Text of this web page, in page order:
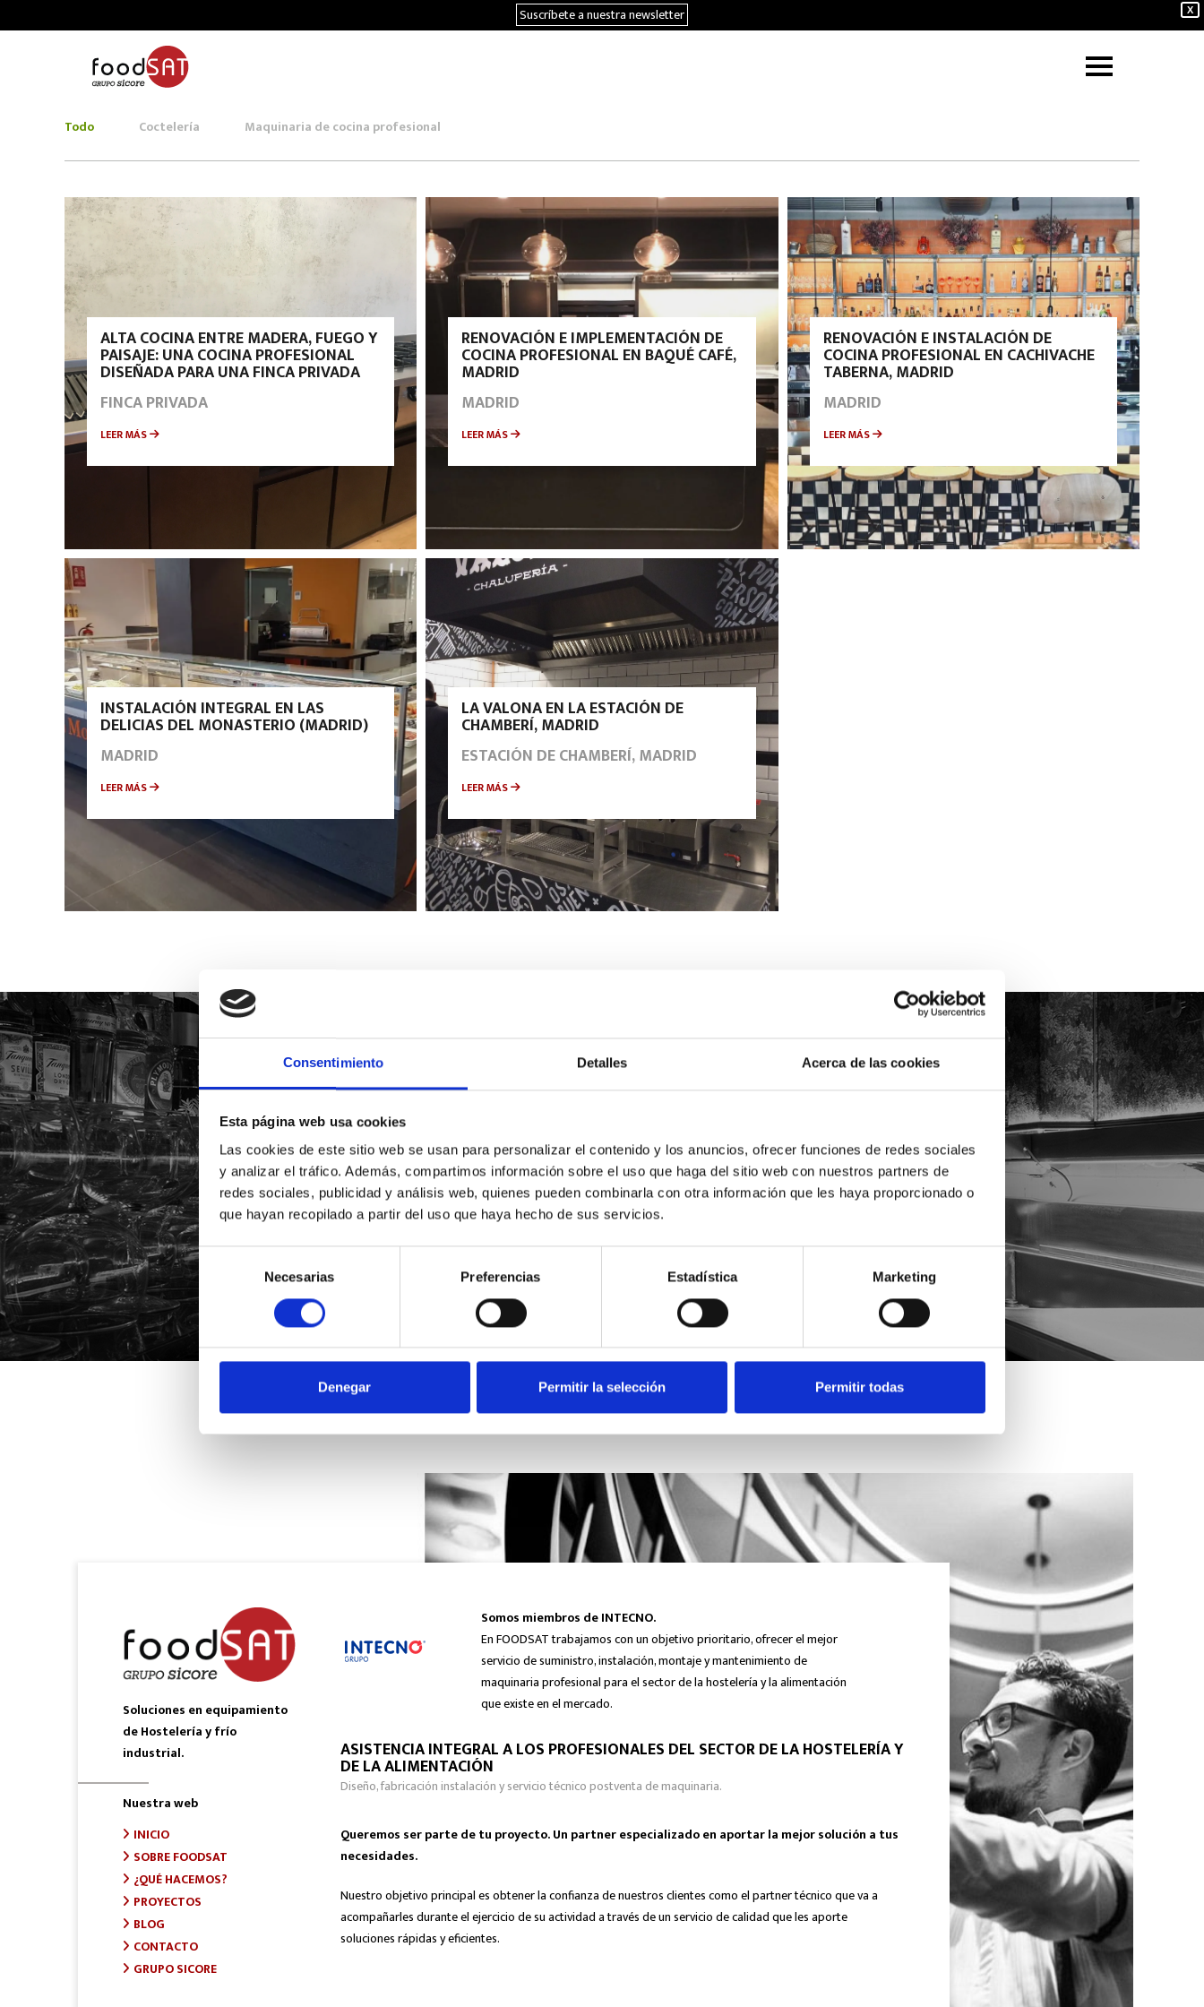
Consentimiento Detalles Acerca de las cookies
Esta página web usa cookies
Las cookies de este sitio web se usan para personalizar el contenido y los anuncios, ofrecer funciones de redes sociales
y analizar el tráfico. Además, compartimos información sobre el uso que haga del sitio web con nuestros partners de
redes sociales, publicidad y análisis web, quienes pueden combinarla con otra información que les haya proporcionado o
que hayan recopilado a partir del uso que haya hecho de sus servicios.
Selección
consentimiento
Necesarias Preferencias Estadística Marketing
Denegar Permitir la selección Permitir todas
X
Suscríbete a nuestra newsletter
Todo Coctelería Maquinaria de cocina profesional
ALTA COCINA ENTRE MADERA, FUEGO Y
PAISAJE: UNA COCINA PROFESIONAL
DISEÑADA PARA UNA FINCA PRIVADA
FINCA PRIVADA
LEER MÁS
RENOVACIÓN E IMPLEMENTACIÓN DE
COCINA PROFESIONAL EN BAQUÉ CAFÉ,
MADRID
MADRID
LEER MÁS
RENOVACIÓN E INSTALACIÓN DE
COCINA PROFESIONAL EN CACHIVACHE
TABERNA, MADRID
MADRID
LEER MÁS
INSTALACIÓN INTEGRAL EN LAS
DELICIAS DEL MONASTERIO (MADRID)
MADRID
LEER MÁS
LA VALONA EN LA ESTACIÓN DE
CHAMBERÍ, MADRID
ESTACIÓN DE CHAMBERÍ, MADRID
LEER MÁS
SUSCRÍBETE A NUESTRA NEWSLETTER
Y MANTENTE INFORMADO DE TODAS NUESTRAS NOVEDADES
*Suscribiéndote aceptas nuestra política de privacidad
Soluciones en equipamiento
de Hostelería y frío
industrial.
Nuestra web
INICIO
SOBRE FOODSAT
¿QUÉ HACEMOS?
PROYECTOS
BLOG
CONTACTO
GRUPO SICORE
Somos miembros de INTECNO.
En FOODSAT trabajamos con un objetivo prioritario, ofrecer el mejor
servicio de suministro, instalación, montaje y mantenimiento de
maquinaria profesional para el sector de la hostelería y la alimentación
que existe en el mercado.
ASISTENCIA INTEGRAL A LOS PROFESIONALES DEL SECTOR DE LA HOSTELERÍA Y
DE LA ALIMENTACIÓN
Diseño, fabricación instalación y servicio técnico postventa de maquinaria.
Queremos ser parte de tu proyecto. Un partner especializado en aportar la mejor solución a tus
necesidades.
Nuestro objetivo principal es obtener la confianza de nuestros clientes como el partner técnico que va a
acompañarles durante el ejercicio de su actividad a través de un servicio de calidad que les aporte
soluciones rápidas y eficientes.